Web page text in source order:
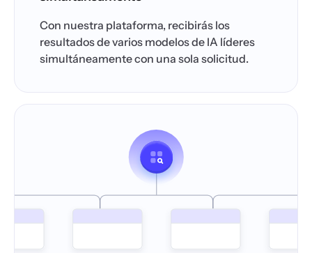
Con nuestra plataforma, recibirás los
resultados de varios modelos de IA líderes
simultáneamente con una sola solicitud.